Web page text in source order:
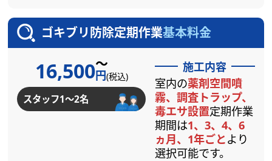
ゴキブリ防除定期作業基本料金
16,500～
円(税込)
スタッフ1～2名
施工内容
室内の薬剤空間噴
霧、調査トラップ、
毒エサ設置定期作業
期間は1、3、4、6
ヵ月、1年ごとより
選択可能です。